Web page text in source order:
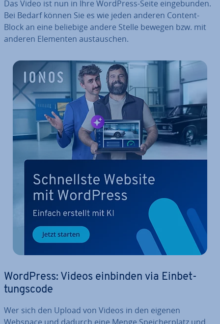
Das Video ist nun in Ihre WordPress-Seite ein­ge­bun­den.
Bei Bedarf können Sie es wie jeden anderen Content-
Block an eine beliebige andere Stelle bewegen bzw. mit
anderen Elementen aus­tau­schen.
WordPress: Videos einbinden via Ein­bet­
tungs­code
Wer sich den Upload von Videos in den eigenen